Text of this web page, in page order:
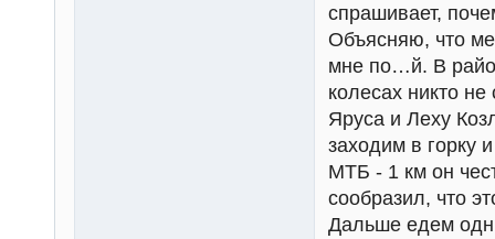
спрашивает,
Объясняю, что
мне по…й. В
колесах никто
Яруса и Леху
заходим в горку
МТБ - 1 км он
сообразил, что
Дальше едем